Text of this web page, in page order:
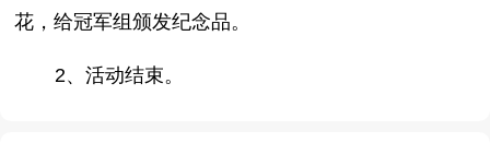
花，给冠军组颁发纪念品。
2、活动结束。